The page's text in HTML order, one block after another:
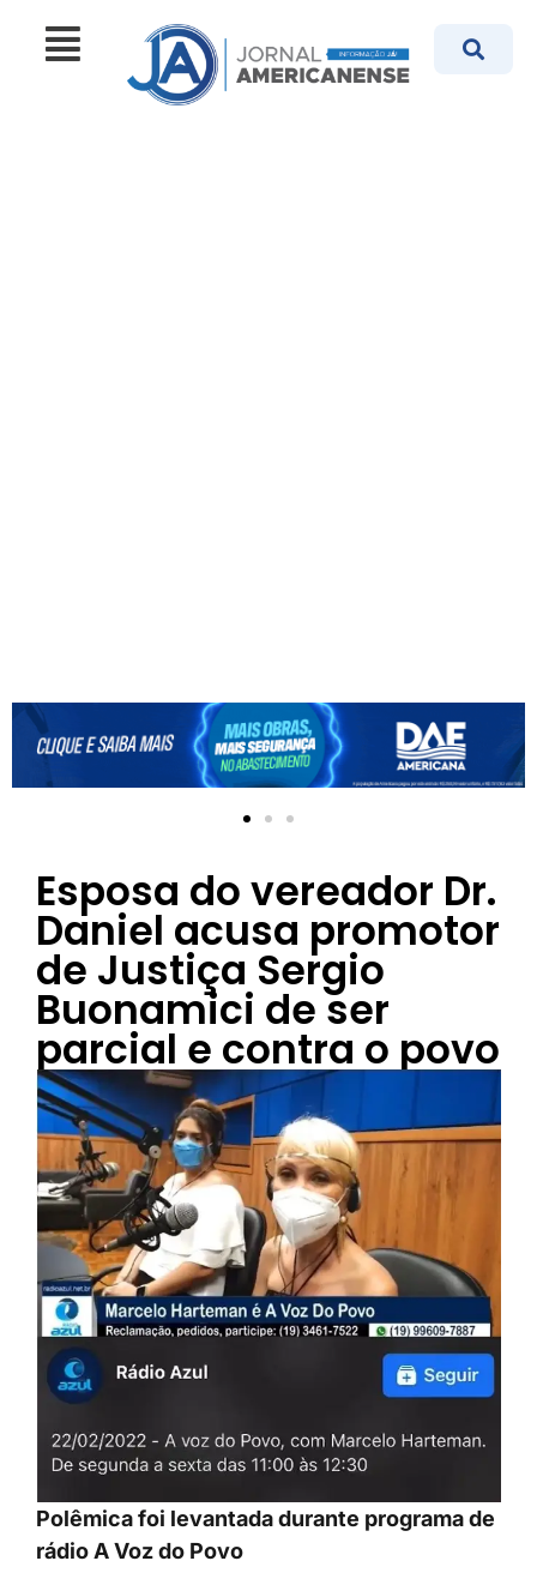
Esposa do vereador Dr.
Daniel acusa promotor
de Justiça Sergio
Buonamici de ser
parcial e contra o povo
Polêmica foi levantada durante programa de
rádio A Voz do Povo